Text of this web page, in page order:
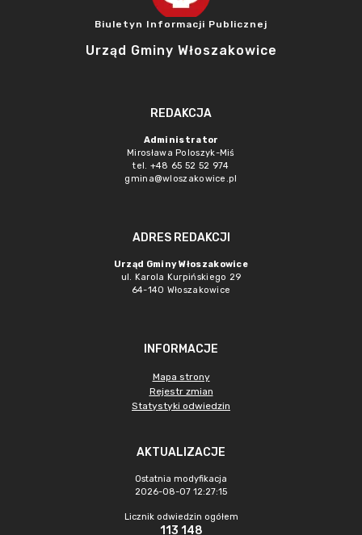
Biuletyn Informacji Publicznej
Urząd Gminy Włoszakowice
REDAKCJA
Administrator
Mirosława Poloszyk-Miś
tel. +48 65 52 52 974
gmina@wloszakowice.pl
ADRES REDAKCJI
Urząd Gminy Włoszakowice
ul. Karola Kurpińskiego 29
64-140 Włoszakowice
INFORMACJE
Mapa strony
Rejestr zmian
Statystyki odwiedzin
AKTUALIZACJE
Ostatnia modyfikacja
2026-08-07 12:27:15
Licznik odwiedzin ogółem
113 148